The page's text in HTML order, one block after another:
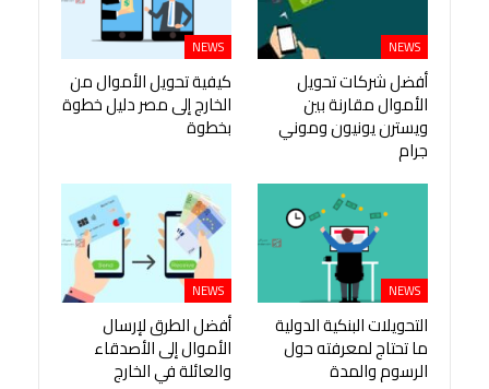
NEWS
أفضل شركات تحويل
الأموال مقارنة بين
ويسترن يونيون وموني
جرام
NEWS
كيفية تحويل الأموال من
الخارج إلى مصر دليل خطوة
بخطوة
NEWS
التحويلات البنكية الدولية
ما تحتاج لمعرفته حول
الرسوم والمدة
NEWS
أفضل الطرق لإرسال
الأموال إلى الأصدقاء
والعائلة في الخارج